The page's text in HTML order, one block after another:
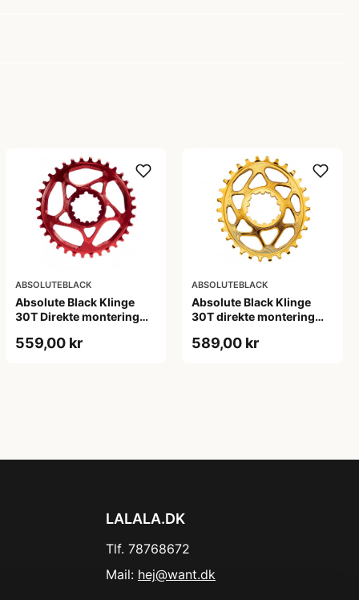
ABSOLUTEBLACK
Absolute Black Klinge
30T Direkte montering
Rød
559,00 kr
ABSOLUTEBLACK
Absolute Black Klinge
30T direkte montering
589,00 kr
LALALA.DK
Tlf. 78768672
Mail: hej@want.dk